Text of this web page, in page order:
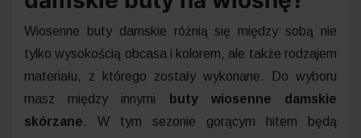
Wiosenne buty damskie różnią się między sobą nie
tylko wysokością obcasa i kolorem, ale także rodzajem
materiału, z którego zostały wykonane. Do wyboru
masz między innymi
buty wiosenne damskie
skórzane. W tym sezonie gorącym hitem będą